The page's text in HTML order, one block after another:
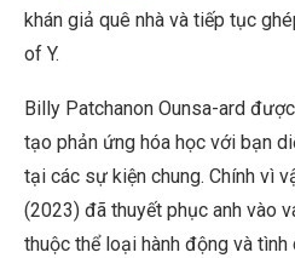
khán giả quê nhà và tiếp tục
of Y.
Billy Patchanon Ounsa-ard
tạo phản ứng hóa học với bạn
tại các sự kiện chung. Chính vì
(2023) đã thuyết phục anh vào
thuộc thể loại hành động và